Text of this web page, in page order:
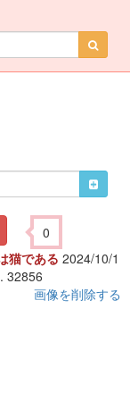
0
猫である 2024/10/1
32856
画像を削除する